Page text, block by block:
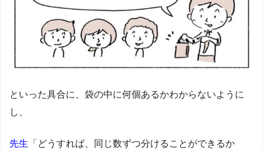
といった具合に、袋の中に何個あるかわからないように
し、
先生 「どうすれば、同じ数ずつ分けることができるか